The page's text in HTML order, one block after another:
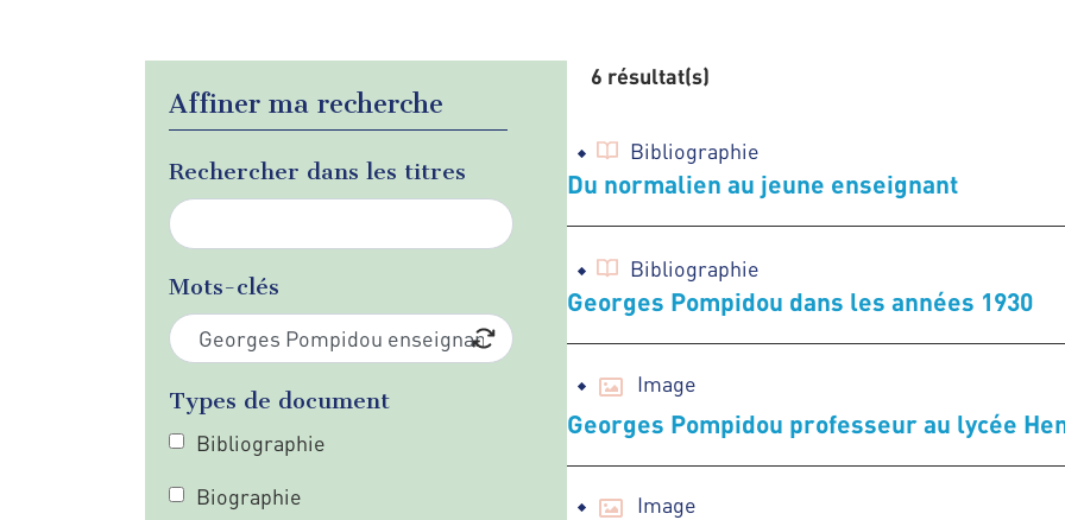
Affiner ma recherche
Rechercher dans les titres
Mots-clés
Types de document
Bibliographie
Biographie
6 résultat(s)
Bibliographie
Du normalien au jeune enseignant
Bibliographie
Georges Pompidou dans les années 1930
Image
Georges Pompidou professeur au lycée
Image